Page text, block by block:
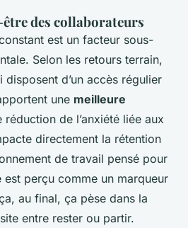
des collaborateurs
est un facteur sous-
Selon les retours terrain,
d’un accès régulier
une meilleure
réduction de l’anxiété liée aux
directement la rétention
de travail pensé pour
perçu comme un marqueur
au final, ça pèse dans la
entre rester ou partir.